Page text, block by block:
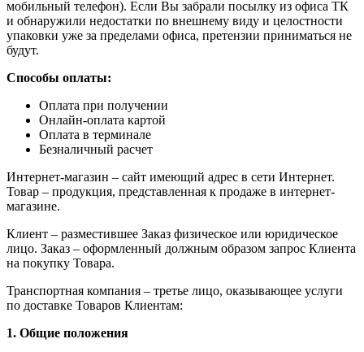
мобильный телефон). Если Вы забрали посылку из офиса ТК
и обнаружили недостатки по внешнему виду и целостности
упаковки уже за пределами офиса, претензии приниматься не
будут.
Способы оплаты:
Оплата при получении
Онлайн-оплата картой
Оплата в терминале
Безналичный расчет
Интернет-магазин – сайт имеющий адрес в сети Интернет.
Товар – продукция, представленная к продаже в интернет-
магазине.
Клиент – разместившее Заказ физическое или юридическое
лицо. Заказ – оформленный должным образом запрос Клиента
на покупку Товара.
Транспортная компания – третье лицо, оказывающее услуги
по доставке Товаров Клиентам:
1. Общие положения